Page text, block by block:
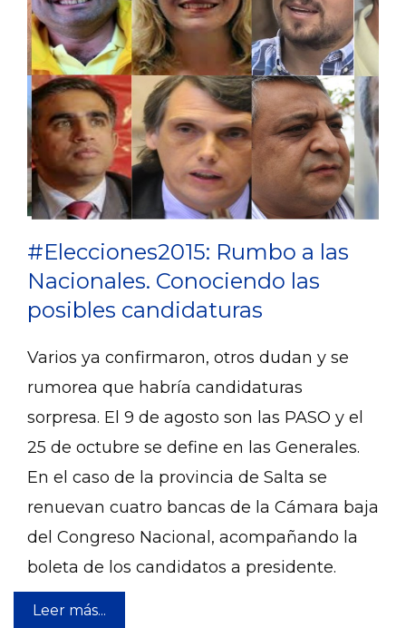
#Elecciones2015: Rumbo a las
Nacionales. Conociendo las
posibles candidaturas
Varios ya confirmaron, otros dudan y se
rumorea que habría candidaturas
sorpresa. El 9 de agosto son las PASO y el
25 de octubre se define en las Generales.
En el caso de la provincia de Salta se
renuevan cuatro bancas de la Cámara baja
del Congreso Nacional, acompañando la
boleta de los candidatos a presidente.
Leer más...